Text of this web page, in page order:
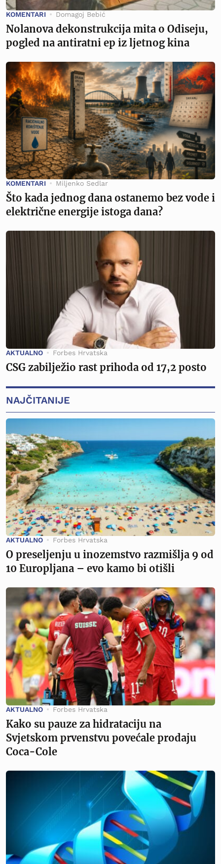
KOMENTARI Domagoj Bebić
Nolanova dekonstrukcija mita o Odiseju,
pogled na antiratni ep iz ljetnog kina
KOMENTARI Miljenko Sedlar
Što kada jednog dana ostanemo bez vode i
električne energije istoga dana?
AKTUALNO Forbes Hrvatska
CSG zabilježio rast prihoda od 17,2 posto
NAJČITANIJE
AKTUALNO Forbes Hrvatska
O preseljenju u inozemstvo razmišlja 9 od
10 Europljana – evo kamo bi otišli
AKTUALNO Forbes Hrvatska
Kako su pauze za hidrataciju na
Svjetskom prvenstvu povećale prodaju
Coca-Cole